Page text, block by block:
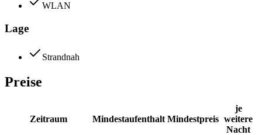
WLAN
Lage
Strandnah
Preise
Zeitraum Mindestaufenthalt Mindestpreis
je
weitere
Nacht